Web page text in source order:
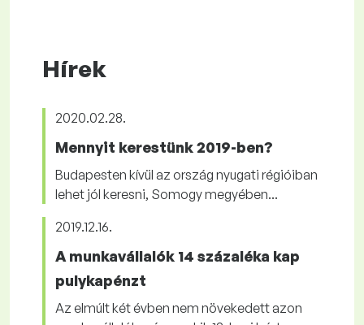
Hírek
2020.02.28.
Mennyit kerestünk 2019-ben?
Budapesten kívül az ország nyugati régióiban
lehet jól keresni, Somogy megyében...
2019.12.16.
A munkavállalók 14 százaléka kap
pulykapénzt
Az elmúlt két évben nem növekedett azon